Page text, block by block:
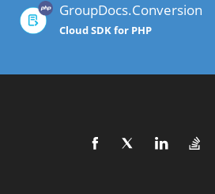
GroupDocs.Conversion
Cloud SDK for PHP